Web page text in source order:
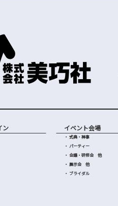
ン イベント会場
・ 式典・神事
・ パーティー
・ 会議・研修会 他
・ 展示会 他
・ ブライダル